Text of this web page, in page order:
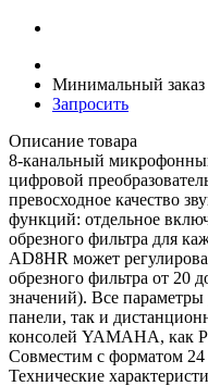
Минимальный заказ
Запросить
Описание товара
8-канальный
цифровой
превосходное качество
функций: отдельное
обрезного фильтра для
AD8HR может
обрезного фильтра от 20
значений). Все
панели, так и
консолей YAMAHA, как
Совместим с форматом 24
Технические